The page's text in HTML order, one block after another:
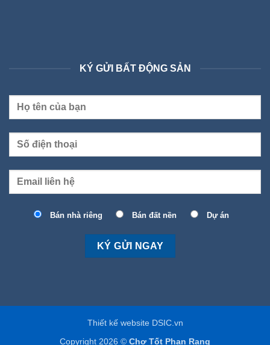
KÝ GỬI BẤT ĐỘNG SẢN
Bán nhà riêng Bán đất nền Dự án
Thiết kế website DSIC.vn
Copyright 2026 © Chợ Tốt Phan Rang